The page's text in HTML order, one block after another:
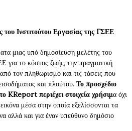
Ινστιτούτου Εργασίας της ΓΣΕΕ
μιας υπό δημοσίευση μελέτης του
για το κόστος ζωής, την πραγματική
τον πληθωρισμό και τις τάσεις που
και πλούτου. Το προσχέδιο
KReport περιέχει στοιχεία χρήσιμα όχι
μέσα στην οποία εξελίσσονται τα
αλλά και για έναν υπεύθυνο δημόσιο